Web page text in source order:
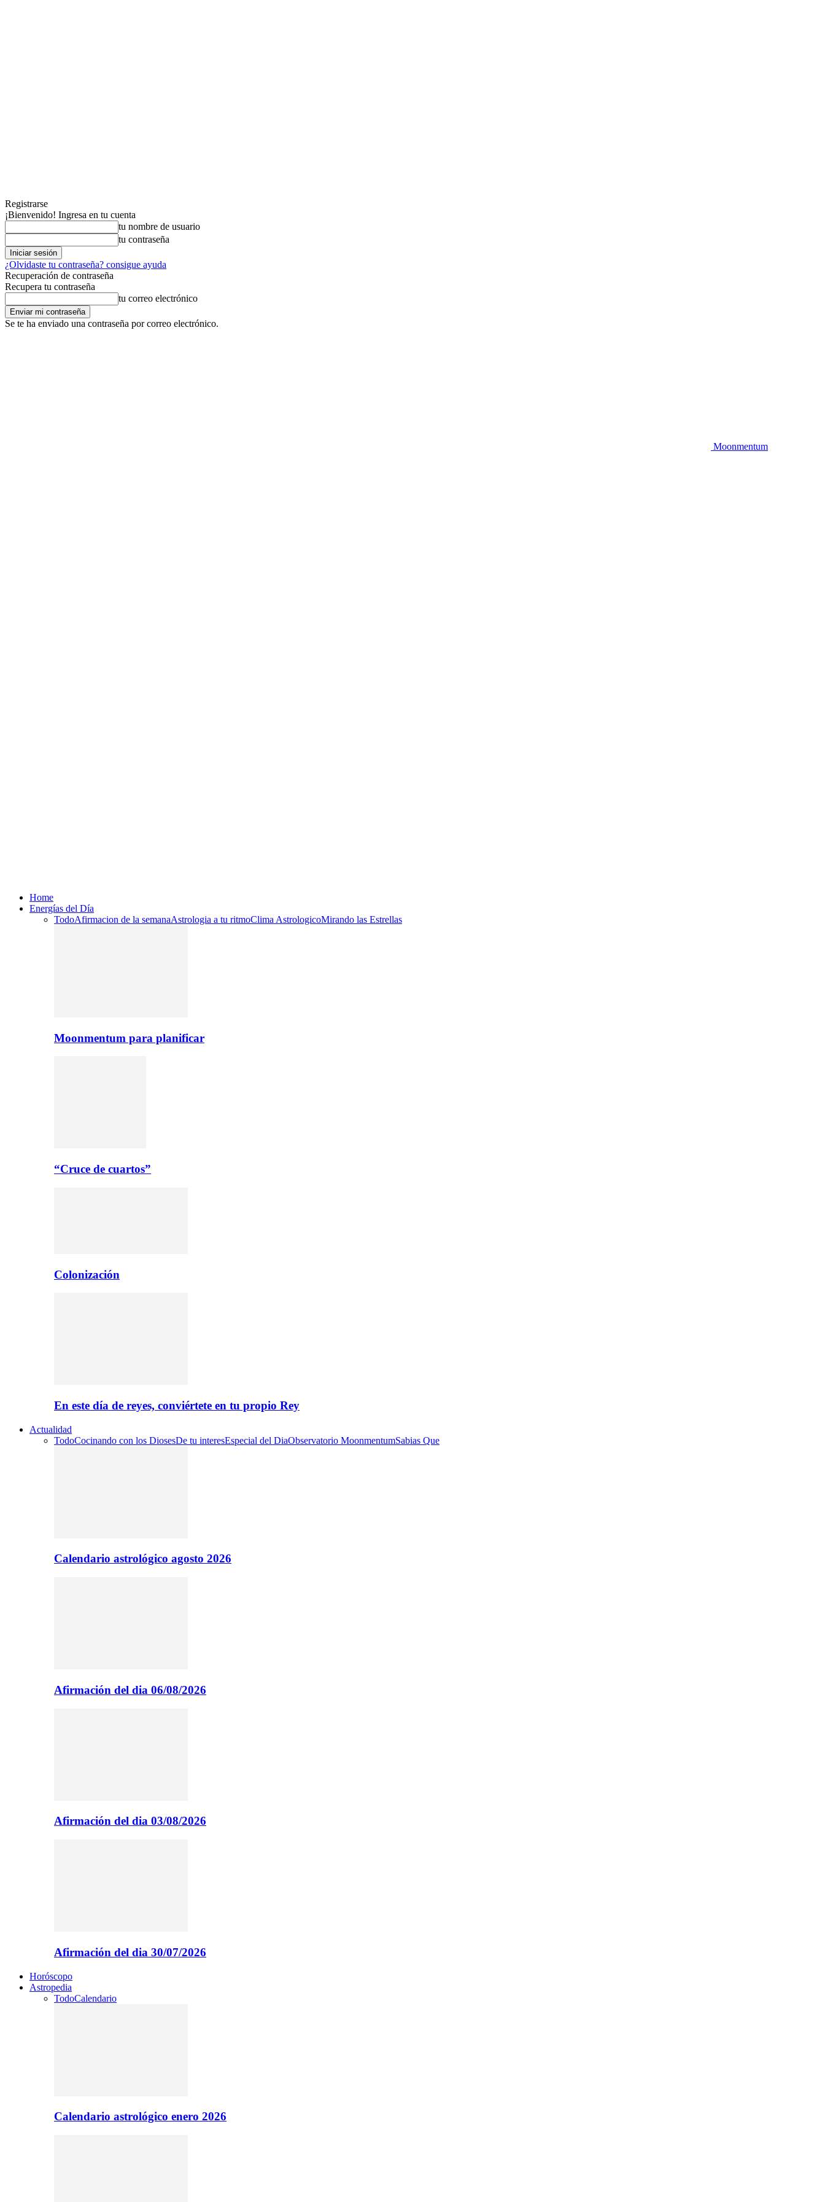
Registrarse
¡Bienvenido! Ingresa en tu cuenta
tu nombre de usuario
tu contraseña
¿Olvidaste tu contraseña? consigue ayuda
Recuperación de contraseña
Recupera tu contraseña
tu correo electrónico
Se te ha enviado una contraseña por correo electrónico.
Moonmentum
Home
Energías del Día
TodoAfirmacion de la semanaAstrologia a tu ritmoClima AstrologicoMirando las Estrellas
Moonmentum para planificar
“Cruce de cuartos”
Colonización
En este día de reyes, conviértete en tu propio Rey
Actualidad
TodoCocinando con los DiosesDe tu interesEspecial del DiaObservatorio MoonmentumSabias Que
Calendario astrológico agosto 2026
Afirmación del dia 06/08/2026
Afirmación del dia 03/08/2026
Afirmación del dia 30/07/2026
Horóscopo
Astropedia
TodoCalendario
Calendario astrológico enero 2026